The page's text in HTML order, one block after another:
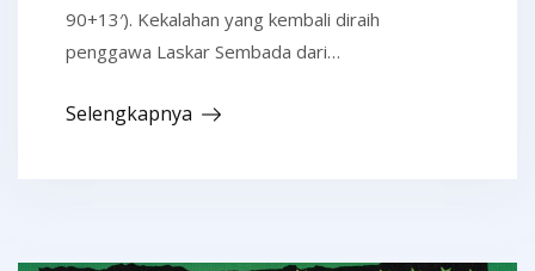
90+13′). Kekalahan yang kembali diraih
penggawa Laskar Sembada dari…
Selengkapnya